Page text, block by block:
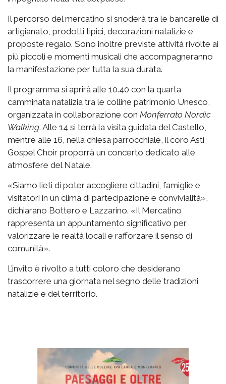
Il percorso del mercatino si snoderà tra le bancarelle di
artigianato, prodotti tipici, decorazioni natalizie e
proposte regalo. Sono inoltre previste attività rivolte ai
più piccoli e momenti musicali che accompagneranno
la manifestazione per tutta la sua durata.
Il programma si aprirà alle 10.40 con la quarta
camminata natalizia tra le colline patrimonio Unesco,
organizzata in collaborazione con Monferrato Nordic
Walking. Alle 14 si terrà la visita guidata del Castello,
mentre alle 16, nella chiesa parrocchiale, il coro Asti
Gospel Choir proporrà un concerto dedicato alle
atmosfere del Natale.
«Siamo lieti di poter accogliere cittadini, famiglie e
visitatori in un clima di partecipazione e convivialità»,
dichiarano Bottero e Lazzarino. «Il Mercatino
rappresenta un appuntamento significativo per
valorizzare le realtà locali e rafforzare il senso di
comunità».
L’invito è rivolto a tutti coloro che desiderano
trascorrere una giornata nel segno delle tradizioni
natalizie e del territorio.